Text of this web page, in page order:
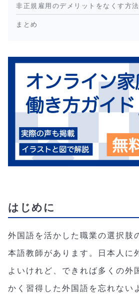
非正規雇用のデメリットをなくす方法
まとめ
はじめに
外国語を活かした職業の選択肢
本語教師があります。日本人に
よいけれど、できれば多くの外
かく習得した外国語を忘れない